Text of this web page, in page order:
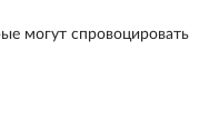
могут спровоцировать